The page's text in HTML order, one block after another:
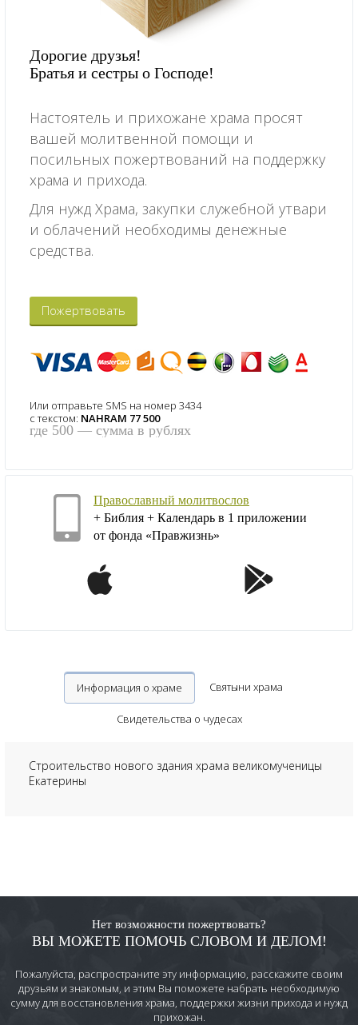
Дорогие друзья!
Братья и сестры о Господе!
Настоятель и прихожане храма просят
вашей молитвенной помощи и
посильных пожертвований на поддержку
храма и прихода.
Для нужд Храма, закупки служебной утвари
и облачений необходимы денежные
средства.
Пожертвовать
Или отправьте SMS на номер 3434
с текстом: NAHRAM 77 500
где 500 — сумма в рублях
Православный молитвослов
+ Библия + Календарь в 1 приложении
от фонда «Правжизнь»
Информация о храме Святыни храма
Свидетельства о чудесах
Строительство нового здания храма великомученицы
Екатерины
Нет возможности пожертвовать?
ВЫ МОЖЕТЕ ПОМОЧЬ СЛОВОМ И ДЕЛОМ!
Пожалуйста, распространите эту информацию, расскажите своим
друзьям и знакомым, и этим Вы поможете набрать необходимую
сумму для восстановления храма, поддержки жизни прихода и нужд
прихожан.